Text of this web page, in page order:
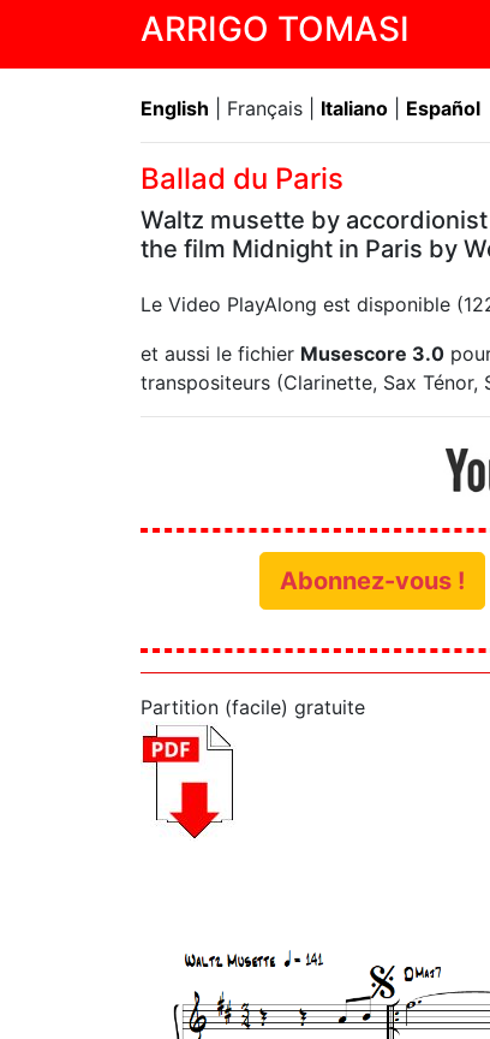
ARRIGO TOMASI
English | Français | Italiano Español
Ballad du Paris
Waltz musette by
the film Midnight in Paris by
Le Video PlayAlong est disponible
et aussi le fichier Musescore 3.0
transpositeurs (Clarinette, Sax Ténor,
Abonnez-vous !
Partition (facile) gratuite